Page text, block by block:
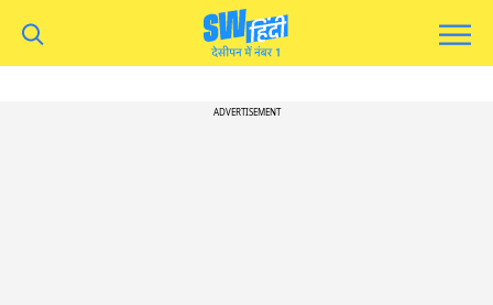
ADVERTISEMENT